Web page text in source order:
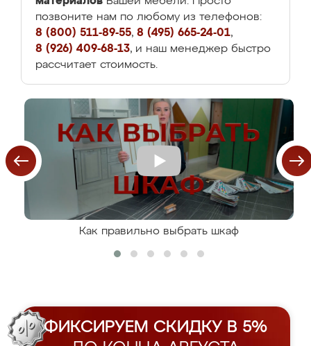
позвоните нам по любому из телефонов:
8 (800) 511-89-55, 8 (495) 665-24-01,
8 (926) 409-68-13, и наш менеджер быстро
рассчитает стоимость.
Как правильно выбрать шкаф
ФИКСИРУЕМ СКИДКУ В 5%